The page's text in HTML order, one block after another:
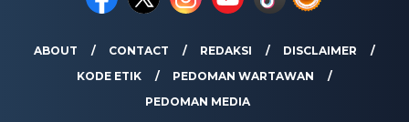
ABOUT CONTACT REDAKSI
DISCLAIMER
KODE ETIK
PEDOMAN WARTAWAN
PEDOMAN MEDIA